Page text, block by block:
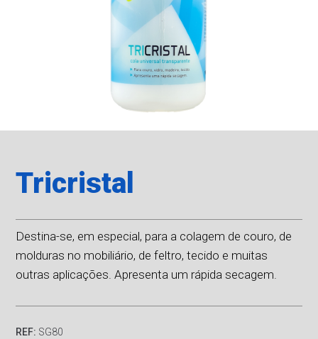
Tricristal
Destina-se, em especial, para a colagem de couro, de
molduras no mobiliário, de feltro, tecido e muitas
outras aplicações. Apresenta um rápida secagem.
REF: SG80